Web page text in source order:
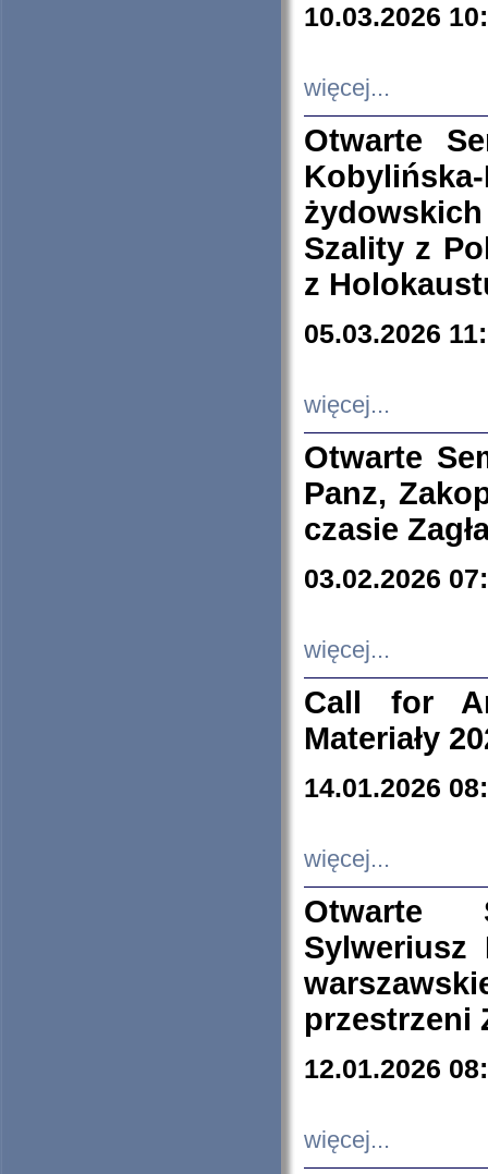
10.03.2026
więcej...
Otwarte
Szality z
z
05.03.2026
więcej...
Otwarte
Panz,
czasie
03.02.2026
więcej...
Call for
Materiały
14.01.2026
więcej...
Otwarte
Sylweriusz
przestrzeni
12.01.2026
więcej...